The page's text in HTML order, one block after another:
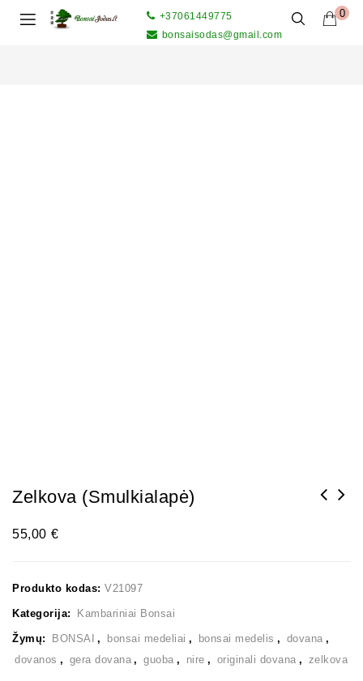
0
+37061449775
bonsaisodas@gmail.com
Zelkova (smulkialapė)
55,00 €
Produkto kodas: V21097
Kategorija: Kambariniai Bonsai
Žymų: BONSAI , bonsai medeliai , bonsai medelis , dovana ,
dovanos , gera dovana , guoba , nire , originali dovana , zelkova